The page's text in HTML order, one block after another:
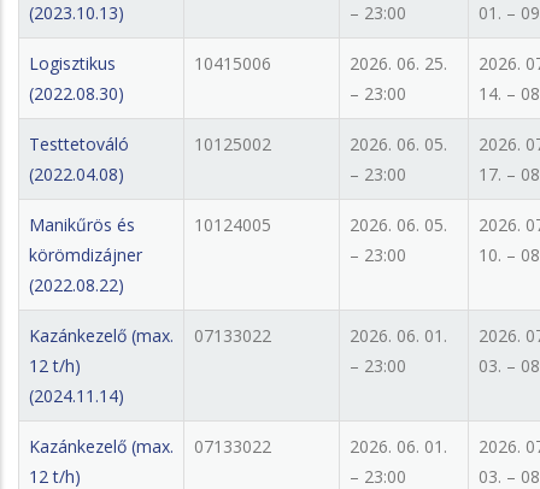
(2023.10.13)
– 23:00
01. –
Logisztikus
(2022.08.30)
10415006
2026. 06. 25.
– 23:00
2026.
14. –
Testtetováló
(2022.04.08)
10125002
2026. 06. 05.
– 23:00
2026.
17. –
Manikűrös és
körömdizájner
(2022.08.22)
10124005
2026. 06. 05.
– 23:00
2026.
10. –
Kazánkezelő (max.
12 t/h)
(2024.11.14)
07133022
2026. 06. 01.
– 23:00
2026.
03. –
Kazánkezelő (max.
12 t/h)
07133022
2026. 06. 01.
– 23:00
2026.
03. –